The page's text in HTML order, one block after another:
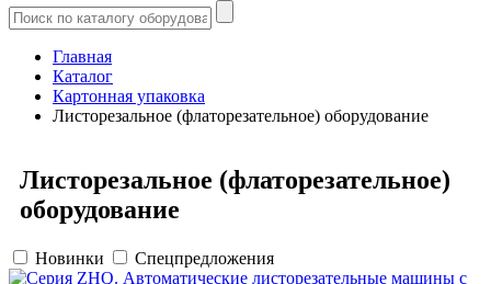
Главная
Каталог
Картонная упаковка
Листорезальное (флаторезательное) оборудование
Листорезальное (флаторезательное)
оборудование
Новинки Спецпредложения